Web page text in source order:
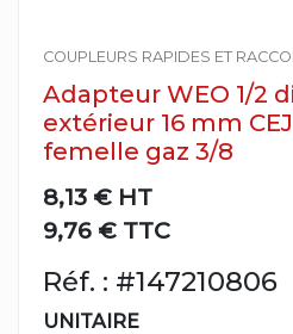
COUPLEURS RAPIDES ET
Adapteur WEO 1/2
extérieur 16 mm
femelle gaz 3/8
8,13 € HT
9,76 € TTC
Réf. : #147210806
UNITAIRE